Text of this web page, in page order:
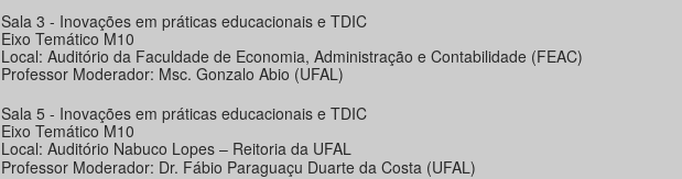
Sala 3 - Inovações em práticas educacionais e TDIC
Eixo Temático M10
Local: Auditório da Faculdade de Economia, Administração e Contabilidade (FEAC)
Professor Moderador: Msc. Gonzalo Abio (UFAL)
Sala 5 - Inovações em práticas educacionais e TDIC
Eixo Temático M10
Local: Auditório Nabuco Lopes – Reitoria da UFAL
Professor Moderador: Dr. Fábio Paraguaçu Duarte da Costa (UFAL)